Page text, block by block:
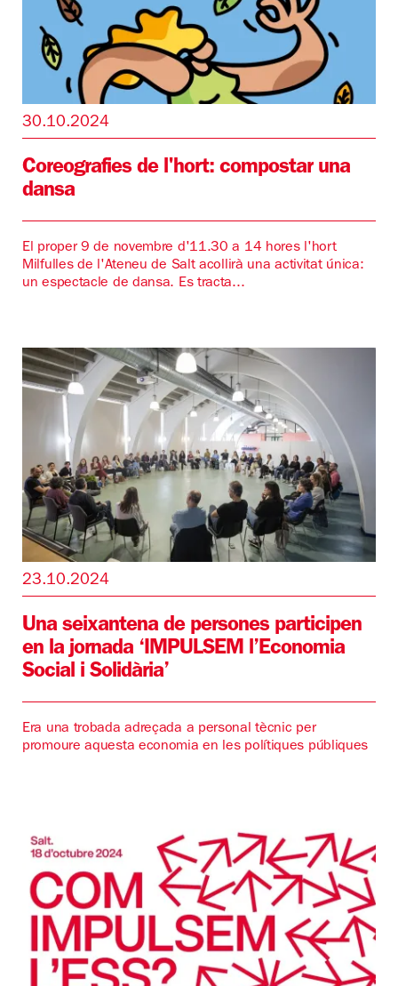
30.10.2024
Coreografies de l'hort: compostar una
dansa
El proper 9 de novembre d'11.30 a 14 hores l'hort
Milfulles de l'Ateneu de Salt acollirà una activitat única:
un espectacle de dansa. Es tracta...
23.10.2024
Una seixantena de persones participen
en la jornada ‘IMPULSEM l’Economia
Social i Solidària’
Era una trobada adreçada a personal tècnic per
promoure aquesta economia en les polítiques públiques